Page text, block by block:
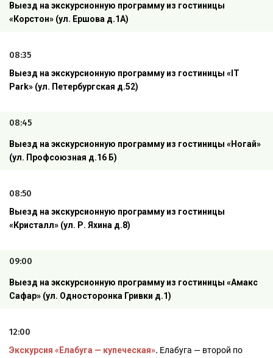
Выезд на экскурсионную программу из гостиницы
«Корстон» (ул. Ершова д.1А)
08:35
Выезд на экскурсионную программу из гостиницы « IT
Park» (ул. Петербургская д.52)
08:45
Выезд на экскурсионную программу из гостиницы «Ногай»
(ул. Профсоюзная д.16 Б)
08:50
Выезд на экскурсионную программу из гостиницы
«Кристалл» (ул. Р. Яхина д.8)
09:00
Выезд на экскурсионную программу из гостиницы «Амакс
Сафар» (ул. Односторонка Гривки д.1)
12:00
Экскурсия «Елабуга — купеческая». Елабуга — второй по